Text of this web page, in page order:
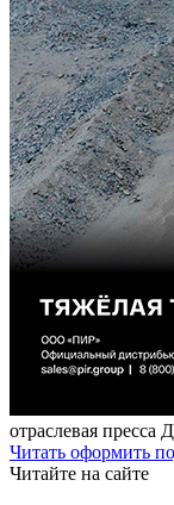
отраcлевая пресса
Читать оформить
Читайте на сайте